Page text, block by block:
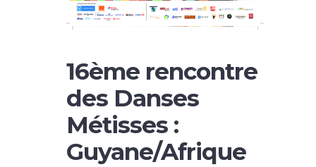
16ème rencontre
des Danses
Métisses :
Guyane/Afrique